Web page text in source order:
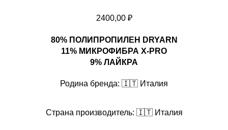
2400,00 ₽
80% ПОЛИПРОПИЛЕН DRYARN
11% МИКРОФИБРА X-PRO
9% ЛАЙКРА
Родина бренда: 🇮🇹 Италия
Страна производитель: 🇮🇹 Италия